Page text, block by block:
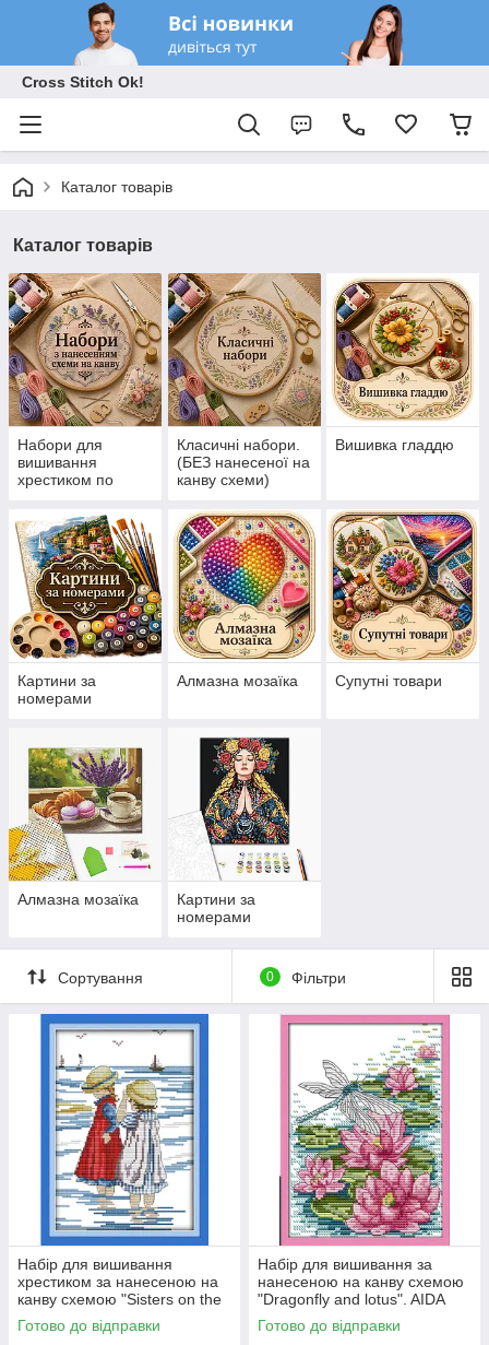
Cross Stitch Ok!
Каталог товарів
Каталог товарів
Набори для
вишивання
хрестиком по
канву схемі
Класичні набори.
(БЕЗ нанесеної на
канву схеми)
Вишивка гладдю
Картини за
номерами
Алмазна мозаїка Супутні товари
Алмазна мозаїка
Картини за
номерами
Сортування 0 Фільтри
Набір для вишивання
хрестиком за нанесеною на
канву схемою "Sisters on the
beach". (AIDA 14CT
printed,19*27 см)
Готово до відправки
Набір для вишивання за
нанесеною на канву схемою
"Dragonfly and lotus". AIDA
14CT printed, 16*20 см
Готово до відправки